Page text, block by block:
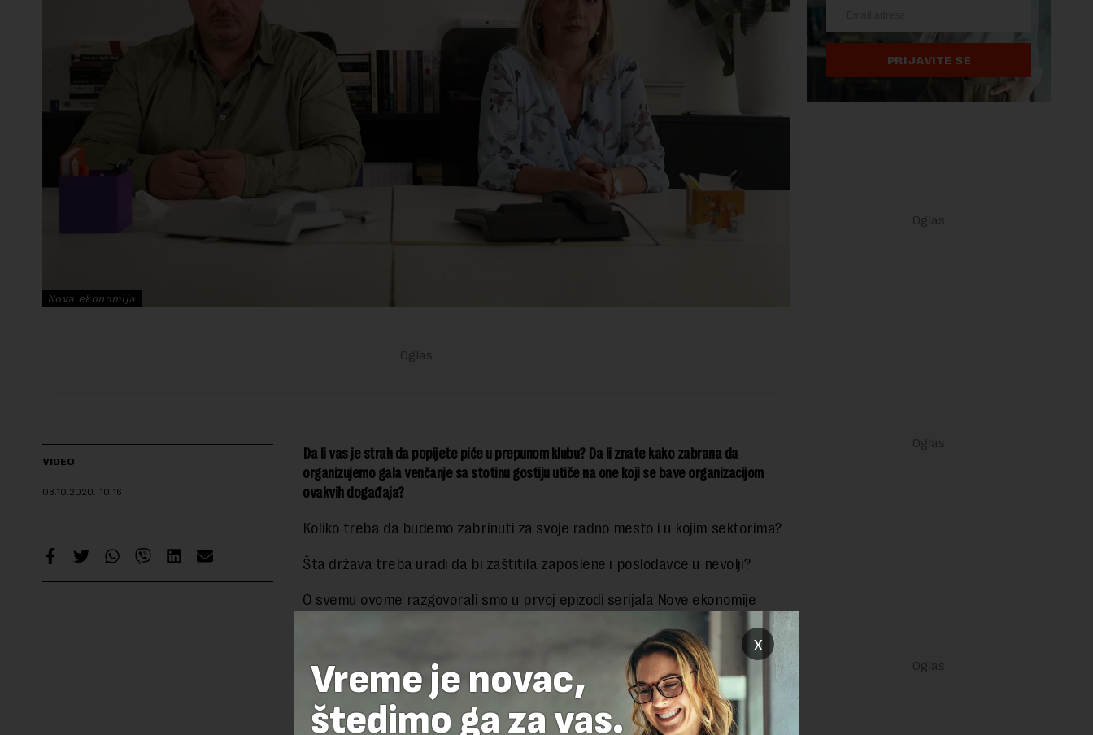
Nova ekonomija
VIDEO
08.10.2020. 10:16
Da li vas je strah da popijete piće u prepunom klubu? Da li znate kako zabrana da
organizujemo gala venčanje sa stotinu gostiju utiče na one koji se bave organizacijom
ovakvih događaja?
Koliko treba da budemo zabrinuti za svoje radno mesto i u kojim sektorima?
Šta država treba uradi da bi zaštitila zaposlene i poslodavce u nevolji?
O svemu ovome razgovorali smo u prvoj epizodi serijala Nove ekonomije
Preuzimanje delova teksta je dozvoljeno, ali uz obavezno navođenje izvora i uz postavljanje linka
ka izvornom tekstu na novaekonomija.rs
PRIJAVITE SE
x
Vreme je novac,
štedimo ga za vas.